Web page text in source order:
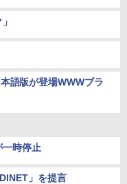
語版が登場WWWブラ
時停止
」を提言